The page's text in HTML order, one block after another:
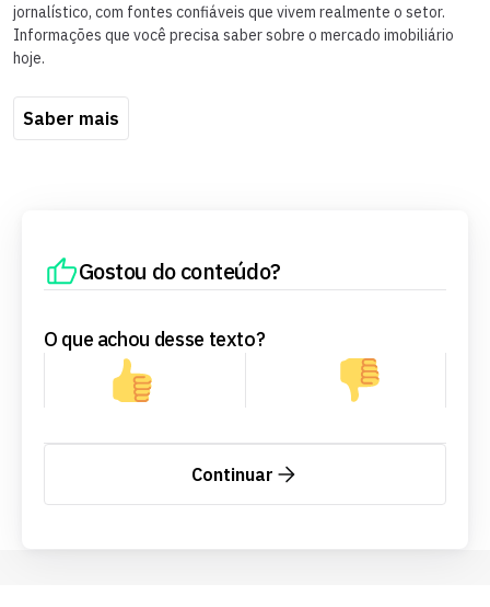
jornalístico, com fontes confiáveis que vivem realmente o setor.
Informações que você precisa saber sobre o mercado imobiliário
hoje.
Saber mais
Gostou do conteúdo?
O que achou desse texto?
Continuar